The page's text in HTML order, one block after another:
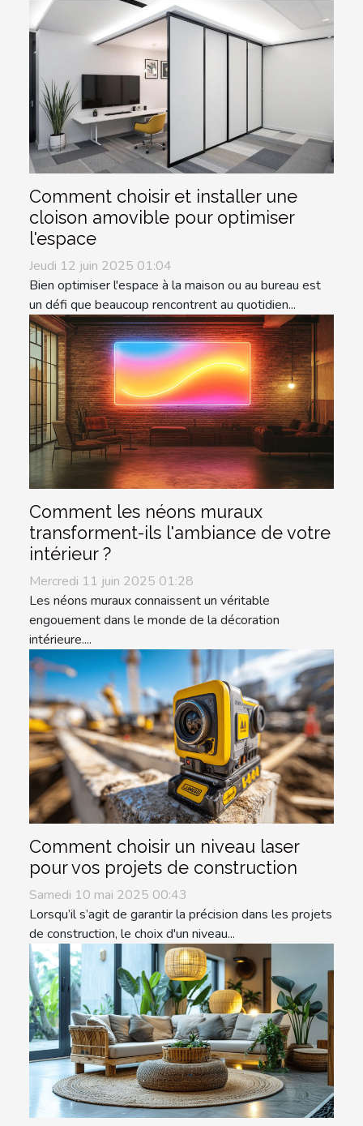
Comment choisir et installer une
cloison amovible pour optimiser
l'espace
Jeudi 12 juin 2025 01:04
Bien optimiser l'espace à la maison ou au bureau est
un défi que beaucoup rencontrent au quotidien...
Comment les néons muraux
transforment-ils l'ambiance de votre
intérieur ?
Mercredi 11 juin 2025 01:28
Les néons muraux connaissent un véritable
engouement dans le monde de la décoration
intérieure....
Comment choisir un niveau laser
pour vos projets de construction
Samedi 10 mai 2025 00:43
Lorsqu’il s’agit de garantir la précision dans les projets
de construction, le choix d'un niveau...